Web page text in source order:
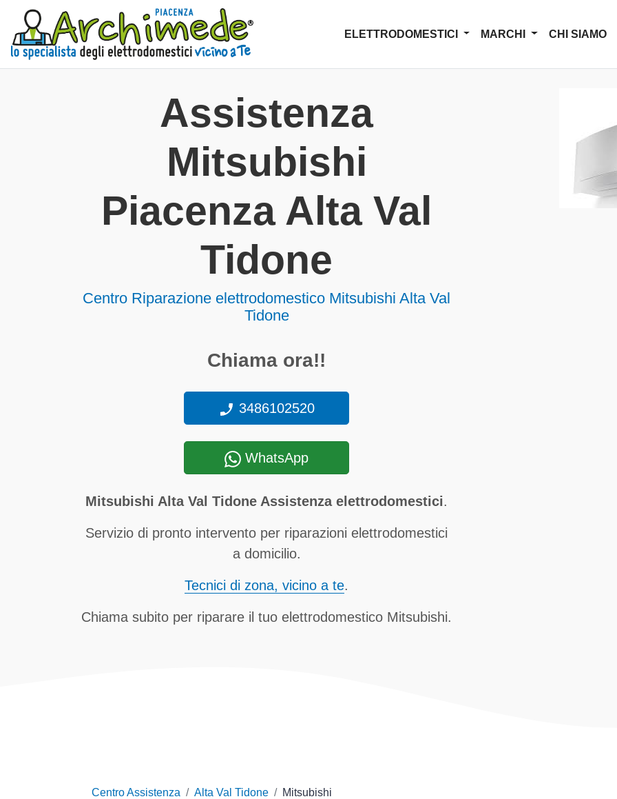
ELETTRODOMESTICI MARCHI CHI SIAMO
Assistenza
Mitsubishi
Piacenza Alta Val
Tidone
Centro Riparazione elettrodomestico Mitsubishi Alta Val
Tidone
Chiama ora!!
3486102520
WhatsApp
Mitsubishi Alta Val Tidone Assistenza elettrodomestici.
Servizio di pronto intervento per riparazioni elettrodomestici
a domicilio.
Tecnici di zona, vicino a te.
Chiama subito per riparare il tuo elettrodomestico Mitsubishi.
Centro Assistenza Alta Val Tidone Mitsubishi